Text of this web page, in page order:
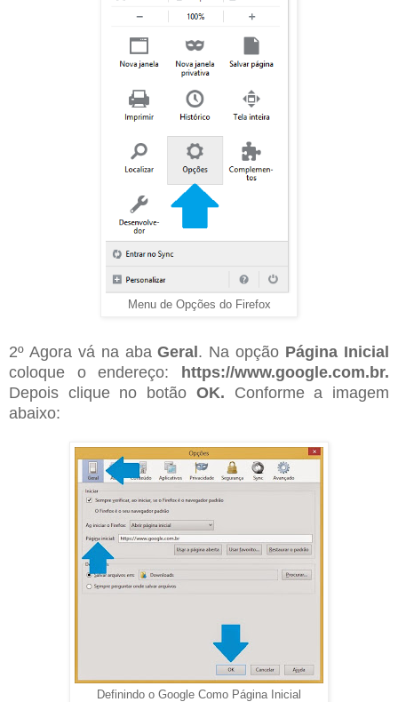
Menu de Opções do Firefox
2º Agora vá na abaGeral. Na opção Página Inicial
coloque o endereço: https://www.google.com.br.
Depois clique no botão OK. Conforme a imagem
abaixo:
Definindo o Google Como Página Inicial